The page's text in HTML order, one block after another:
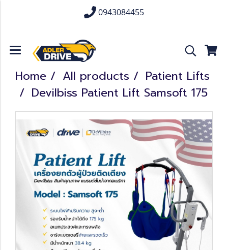
0943084455
Home All products
Patient Lifts
Devilbiss Patient Lift Samsoft 175